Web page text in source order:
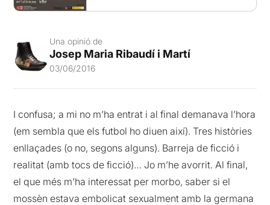
Una opinió de
Josep Maria Ribaudí i Martí
03/06/2016
I confusa; a mi no m’ha entrat i al final demanava l’hora
(em sembla que els futbol ho diuen així). Tres històries
enllaçades (o no, segons alguns). Barreja de ficció i
realitat (amb tocs de ficció)… Jo m’he avorrit. Al final,
el que més m’ha interessat per morbo, saber si el
mossèn estava embolicat sexualment amb la germana